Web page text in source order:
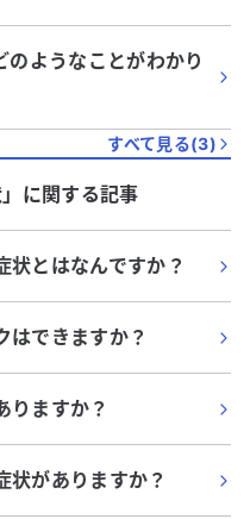
ようなことがわかり
すべて見る(3)
」に関する記事
状とはなんですか？
はできますか？
りますか？
状がありますか？